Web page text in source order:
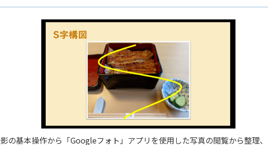
の基本操作から「Googleフォト」アプリを使用した写真の閲覧から整理